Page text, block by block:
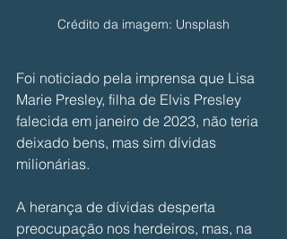
Crédito da imagem: Unsplash
Foi noticiado pela imprensa que Lisa
Marie Presley, filha de Elvis Presley
falecida em janeiro de 2023, não teria
deixado bens, mas sim dívidas
milionárias.
A herança de dívidas desperta
preocupação nos herdeiros, mas, na